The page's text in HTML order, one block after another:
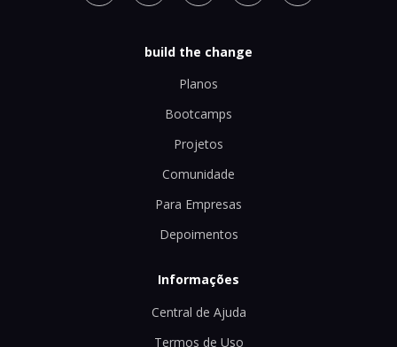
build the change
Planos
Bootcamps
Projetos
Comunidade
Para Empresas
Depoimentos
Informações
Central de Ajuda
Termos de Uso